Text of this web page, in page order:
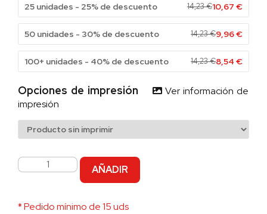
25 unidades - 25% de descuento 14,23€10,67 €
50 unidades - 30% de descuento 14,23€9,96€
100+ unidades - 40% de descuento 14,23€8,54 €
Opciones de impresión
Ver información de
impresión
AÑADIR
* Pedido mínimo de 15 uds